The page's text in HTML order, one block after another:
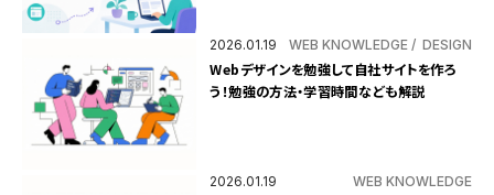
2026.01.19 WEB KNOWLEDGE DESIGN
Webデザインを勉強して自社サイトを作ろ
う！勉強の方法・学習時間なども解説
2026.01.19 WEB KNOWLEDGE